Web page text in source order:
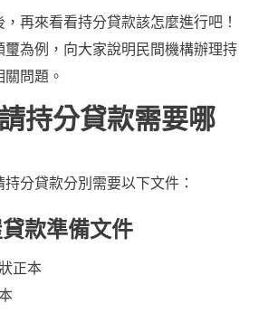
再來看看持分貸款該怎麼進行吧！
璽為例，向大家說明民間機構辦理持
問題。
請持分貸款需要哪
分貸款分別需要以下文件：
款準備文件
正本